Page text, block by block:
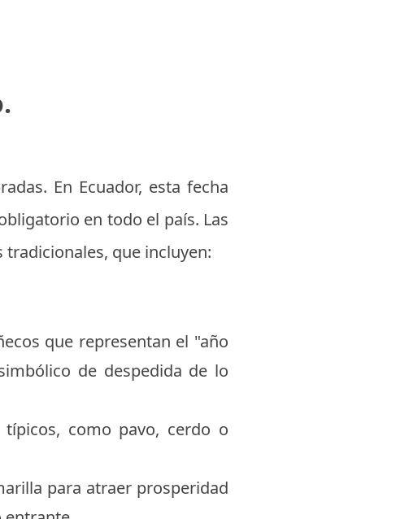
En Ecuador, esta fecha
en todo el país. Las
que incluyen:
que representan el "año
de despedida de lo
como pavo, cerdo o
para atraer prosperidad